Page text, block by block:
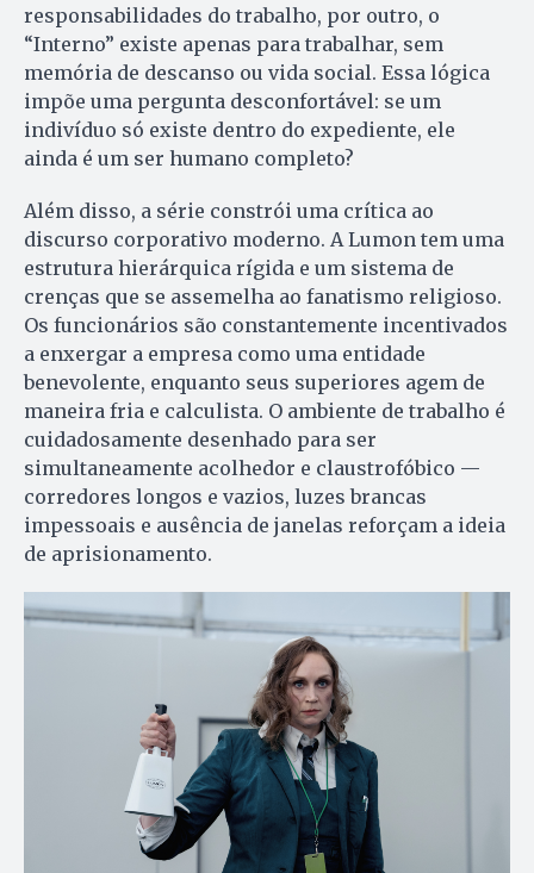
responsabilidades do trabalho, por outro, o
“Interno” existe apenas para trabalhar, sem
memória de descanso ou vida social. Essa lógica
impõe uma pergunta desconfortável: se um
indivíduo só existe dentro do expediente, ele
ainda é um ser humano completo?
Além disso, a série constrói uma crítica ao
discurso corporativo moderno. A Lumon tem uma
estrutura hierárquica rígida e um sistema de
crenças que se assemelha ao fanatismo religioso.
Os funcionários são constantemente incentivados
a enxergar a empresa como uma entidade
benevolente, enquanto seus superiores agem de
maneira fria e calculista. O ambiente de trabalho é
cuidadosamente desenhado para ser
simultaneamente acolhedor e claustrofóbico —
corredores longos e vazios, luzes brancas
impessoais e ausência de janelas reforçam a ideia
de aprisionamento.